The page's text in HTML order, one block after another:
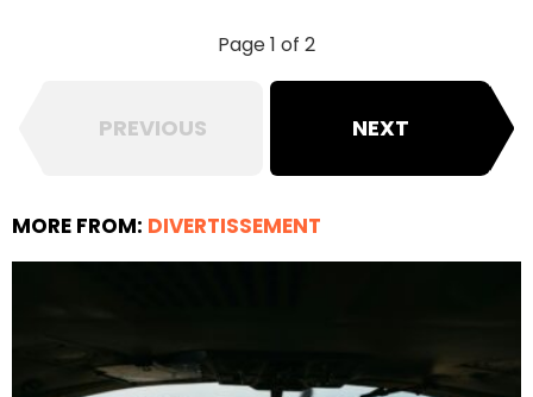
Page 1 of 2
PREVIOUS NEXT
MORE FROM: DIVERTISSEMENT